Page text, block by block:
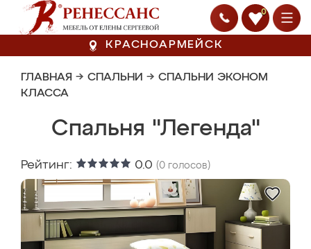
0
КРАСНОАРМЕЙСК
ГЛАВНАЯ → СПАЛЬНИ → СПАЛЬНИ ЭКОНОМ
КЛАССА
Спальня "Легенда"
Рейтинг: 0.0 (0 голосов)